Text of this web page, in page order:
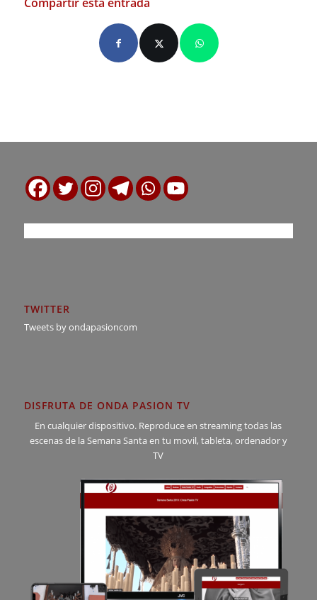
TWITTER
Tweets by ondapasioncom
DISFRUTA DE ONDA PASION TV
En cualquier dispositivo. Reproduce en streaming todas las
escenas de la Semana Santa en tu movil, tableta, ordenador y
TV